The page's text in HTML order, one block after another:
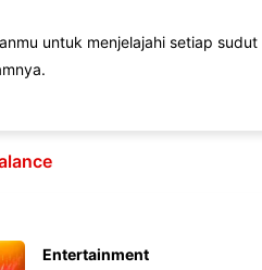
untuk menjelajahi setiap
Entertainment